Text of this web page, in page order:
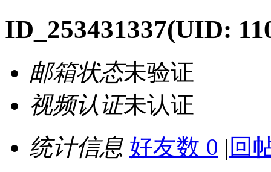
ID_253431337(UID:
邮箱状态未验证
视频认证未认证
统计信息 好友数 0 | 回